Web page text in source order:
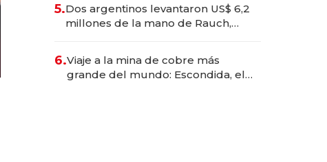
transformadoras
5.Dos argentinos levantaron US$ 6,2
millones de la mano de Rauch,
6.Viaje a la mina de cobre más
grande del mundo: Escondida, el